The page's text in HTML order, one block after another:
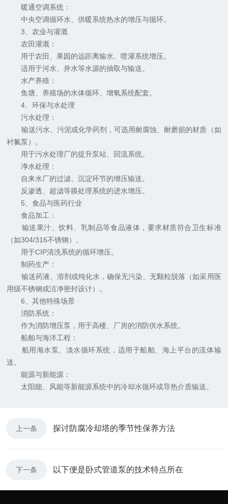
暖通空调系统：
中央空调循环水、供暖系统热水的增压与循环。
3、农业与灌溉
农田灌溉：
用于农田、果园的远距离输水、喷灌系统增压。
适用于河水、井水等水源的抽取与输送。
水产养殖：
鱼塘、养殖场的水体循环、增氧系统配套。
4、环保与水处理
污水处理：
输送污水、污泥或化学药剂，可选用耐腐蚀、耐磨损的材质（如
衬氟泵）。
用于污水处理厂的提升泵站、回流系统。
净水处理：
自来水厂的过滤、沉淀环节的增压输送。
反渗透、超滤等膜处理系统的进水增压。
5、食品与医药行业
食品加工：
输送果汁、饮料、乳制品等食品液体，要求材质符合卫生标准
（如304/316不锈钢）。
用于CIP清洗系统的循环增压。
制药生产：
输送药液、溶剂或纯化水，确保无污染、无颗粒脱落（如采用医
用级不锈钢或洁净密封设计）。
6、其他特殊场景
消防系统：
作为消防增压泵，用于高楼、厂房的消防供水系统。
船舶与海洋工程：
船用海水泵、淡水循环系统，适用于船舶、海上平台的流体输
送。
能源与新能源：
太阳能、风能等新能源系统中的冷却水循环或导热介质输送。
上一条 探讨防腐冷却塔的季节性保养方法
下一条 以下便是卧式管道泵的技术特点所在